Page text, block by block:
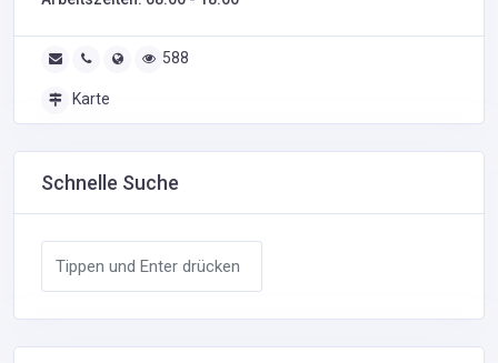
588
Karte
Schnelle Suche